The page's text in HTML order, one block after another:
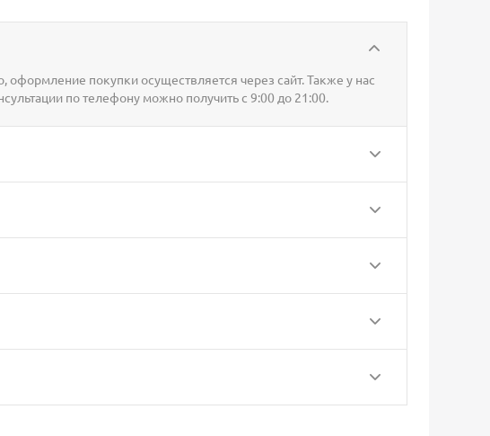
оформление покупки осуществляется через сайт. Также у нас
по телефону можно получить с 9:00 до 21:00.